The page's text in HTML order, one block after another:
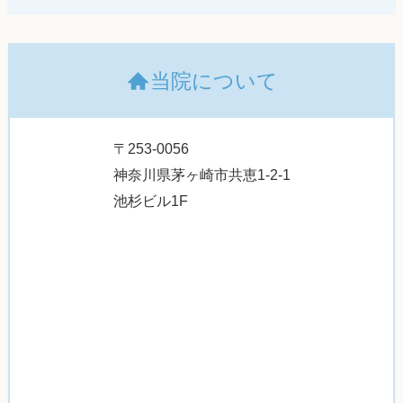
当院について
〒253-0056
神奈川県茅ヶ崎市共恵1-2-1
池杉ビル1F